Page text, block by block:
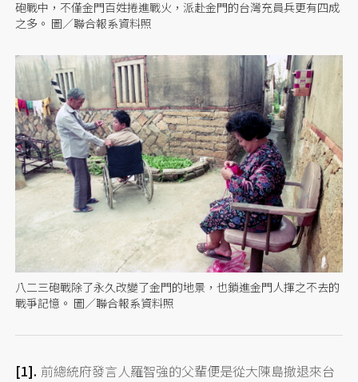
砲戰中，不僅金門百姓捲進戰火，派赴金門的台灣充員兵更有四成
之多。 圖／聯合報系資料照
八二三砲戰除了永久改變了金門的地景，也鎖進金門人揮之不去的
戰爭記憶。 圖／聯合報系資料照
前總統府發言人羅智強的父輩便是從大陳島撤退來台